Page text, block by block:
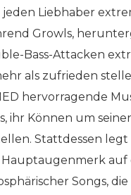
Liebhaber
Growls,
Bass-Attacken
als zufrieden
hervorragende
ihr Können um
Stattdessen
Hauptaugenmerk auf
Songs,